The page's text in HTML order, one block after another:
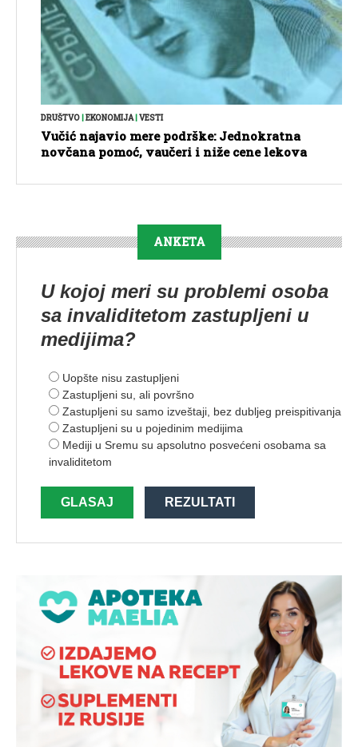
DRUŠTVO EKONOMIJA| VESTI
Vučić najavio mere podrške: Jednokratna
novčana pomoć, vaučeri i niže cene lekova
ANKETA
U kojoj meri su problemi osoba
sa invaliditetom zastupljeni u
medijima?
Uopšte nisu zastupljeni
Zastupljeni su, ali površno
Zastupljeni su samo izveštaji, bez dubljeg preispitivanja
Zastupljeni su u pojedinim medijima
Mediji u Sremu su apsolutno posvećeni osobama sa
invaliditetom
GLASAJ REZULTATI